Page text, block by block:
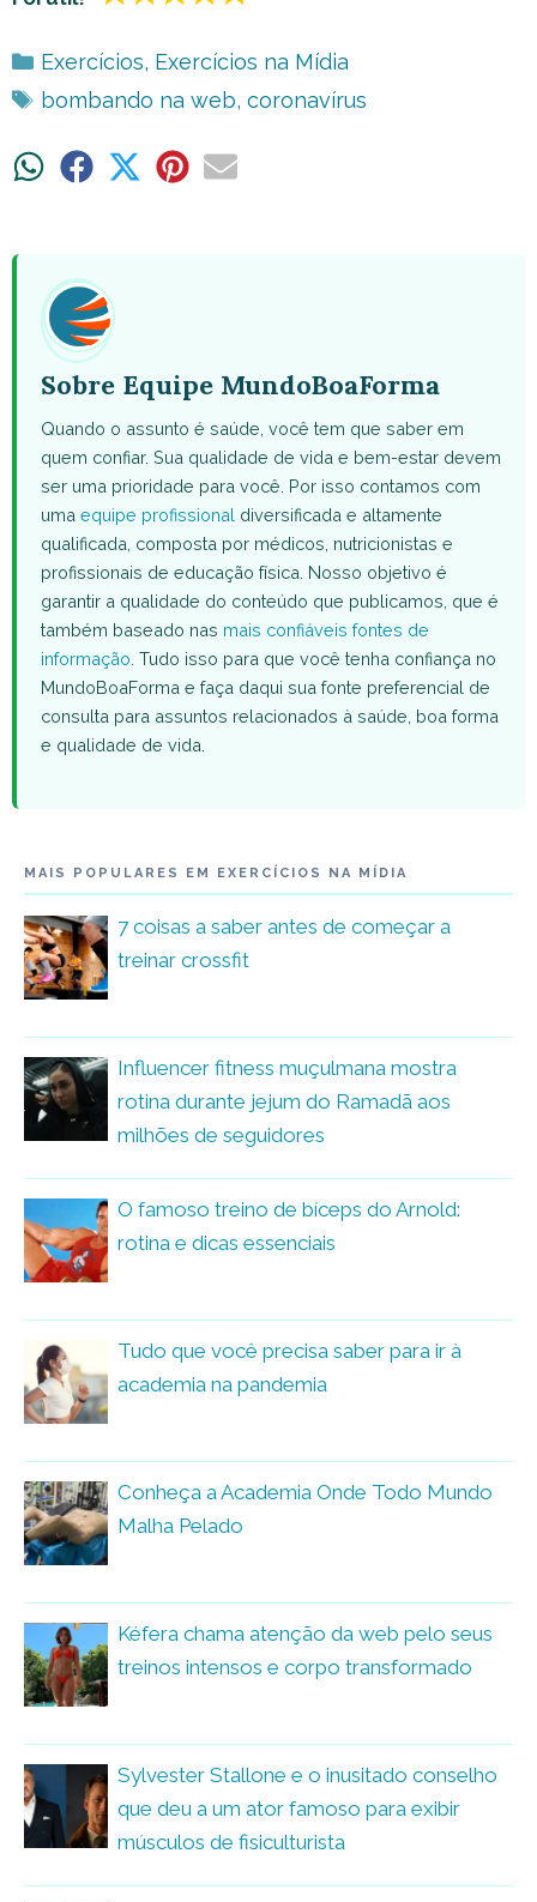
Categorias
Exercícios, Exercícios na Mídia
Tags
bombando na web, coronavírus
ShareShare ShareShareShare
Sobre Equipe MundoBoaForma
Quando o assunto é saúde, você tem que saber em
quem confiar. Sua qualidade de vida e bem-estar devem
ser uma prioridade para você. Por isso contamos com
uma equipe profissional diversificada e altamente
qualificada, composta por médicos, nutricionistas e
profissionais de educação física. Nosso objetivo é
garantir a qualidade do conteúdo que publicamos, que é
também baseado nas mais confiáveis fontes de
informação . Tudo isso para que você tenha confiança no
MundoBoaForma e faça daqui sua fonte preferencial de
consulta para assuntos relacionados à saúde, boa forma
e qualidade de vida.
MAIS POPULARES EM EXERCÍCIOS NA MÍDIA
7 coisas a saber antes de começar a
treinar crossfit
Influencer fitness muçulmana mostra
rotina durante jejum do Ramadã aos
milhões de seguidores
O famoso treino de bíceps do Arnold:
rotina e dicas essenciais
Tudo que você precisa saber para ir à
academia na pandemia
Conheça a Academia Onde Todo Mundo
Malha Pelado
Kéfera chama atenção da web pelo seus
treinos intensos e corpo transformado
Sylvester Stallone e o inusitado conselho
que deu a um ator famoso para exibir
músculos de fisiculturista